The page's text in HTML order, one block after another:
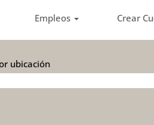
Empleos Crear
ubicación